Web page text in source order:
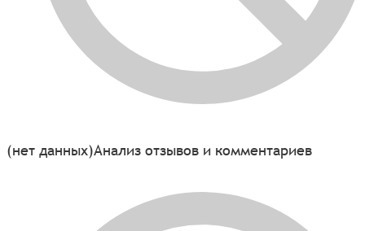
(нет данных)Анализ отзывов и комментариев